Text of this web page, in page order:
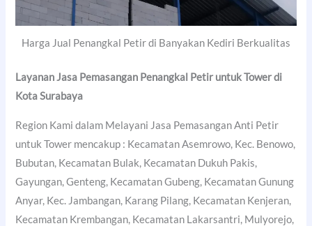
Harga Jual Penangkal Petir di Banyakan Kediri Berkualitas
Layanan Jasa Pemasangan Penangkal Petir untuk Tower di
Kota Surabaya
Region Kami dalam Melayani Jasa Pemasangan Anti Petir
untuk Tower mencakup : Kecamatan Asemrowo, Kec. Benowo,
Bubutan, Kecamatan Bulak, Kecamatan Dukuh Pakis,
Gayungan, Genteng, Kecamatan Gubeng, Kecamatan Gunung
Anyar, Kec. Jambangan, Karang Pilang, Kecamatan Kenjeran,
Kecamatan Krembangan, Kecamatan Lakarsantri, Mulyorejo,